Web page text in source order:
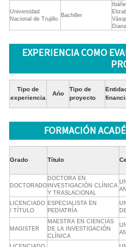
Universidad
Nacional de Trujillo
Bachiller
EXPERIENCIA COMO
Tipo de
experiencia
Ańo
Tipo de
proyecto
FORMACIÓN
Grado Título
DOCTORADO
DOCTORA EN
INVESTIGACIÓN CLÍNICA
Y TRASLACIONAL
LICENCIADO
/ TÍTULO
ESPECIALISTA EN
PEDIATRÍA
MAGISTER
MAESTRA EN CIENCIAS
DE LA INVESTIGACIÓN
CLÍNICA